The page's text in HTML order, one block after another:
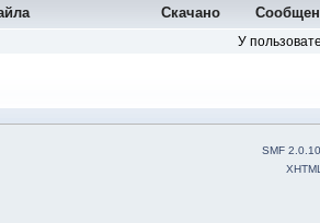
Скачано
У
SMF 2.0.10